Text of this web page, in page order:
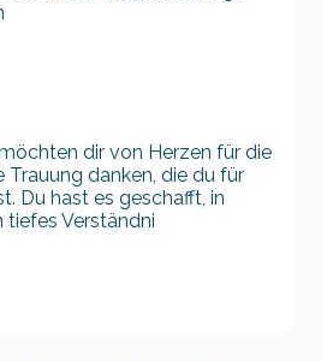
dir von Herzen für die
danken, die du für
Du hast es geschafft, in
tiefes Verständni